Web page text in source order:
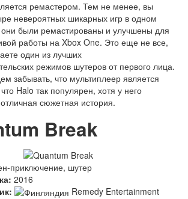
ремастером. Тем не менее, вы
невероятных шикарных игр в одном
они были ремастированы и улучшены для
работы на Xbox One. Это еще не все,
один из лучших
режимов шутеров от первого лица.
забывать, что мультиплеер является
Halo так популярен, хотя у него
отличная сюжетная история.
Break
приключение, шутер
2016
Remedy Entertainment